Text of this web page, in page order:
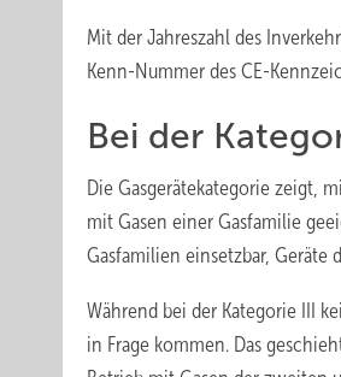
Mit der Jahreszahl des
Kenn-Nummer des CE-
Bei der
Die Gasgerätekategorie zeigt,
mit Gasen einer Gasfamilie
Gasfamilien einsetzbar,
Während bei der Kategorie III
in Frage kommen. Das